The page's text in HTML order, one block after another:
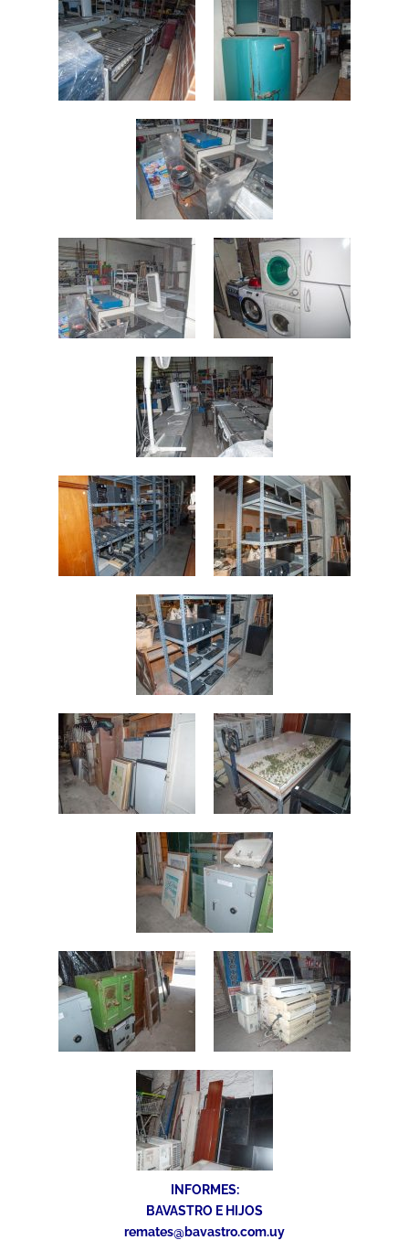
INFORMES:
BAVASTRO E HIJOS
remates@bavastro.com.uy